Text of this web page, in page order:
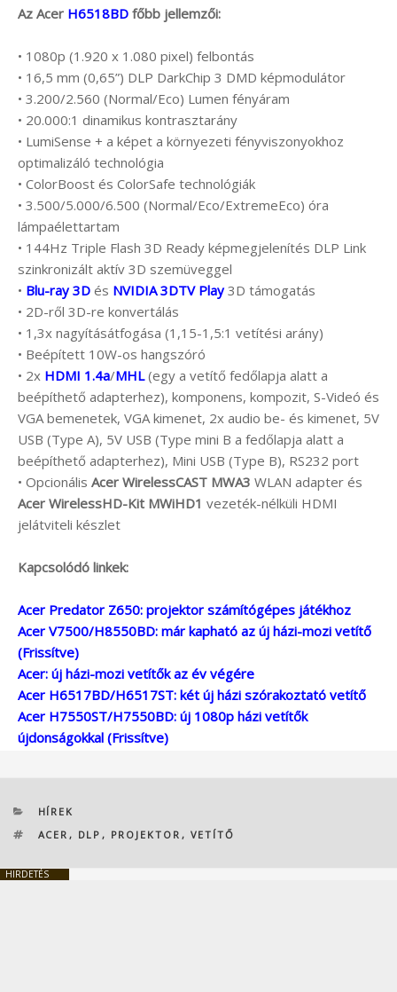
Az Acer H6518BD főbb jellemzői:
• 1080p (1.920 x 1.080 pixel) felbontás
• 16,5 mm (0,65”) DLP DarkChip 3 DMD képmodulátor
• 3.200/2.560 (Normal/Eco) Lumen fényáram
• 20.000:1 dinamikus kontrasztarány
• LumiSense + a képet a környezeti fényviszonyokhoz
optimalizáló technológia
• ColorBoost és ColorSafe technológiák
• 3.500/5.000/6.500 (Normal/Eco/ExtremeEco) óra
lámpaélettartam
• 144Hz Triple Flash 3D Ready képmegjelenítés DLP Link
szinkronizált aktív 3D szemüveggel
• Blu-ray 3D és NVIDIA 3DTV Play3D támogatás
• 2D-ről 3D-re konvertálás
• 1,3x nagyításátfogása (1,15-1,5:1 vetítési arány)
• Beépített 10W-os hangszóró
• 2x HDMI 1.4a/MHL(egy a vetítő fedőlapja alatt a
beépíthető adapterhez), komponens, kompozit, S-Videó és
VGA bemenetek, VGA kimenet, 2x audio be- és kimenet, 5V
USB (Type A), 5V USB (Type mini B a fedőlapja alatt a
beépíthető adapterhez), Mini USB (Type B), RS232 port
• Opcionális Acer WirelessCAST MWA3 WLAN adapter és
Acer WirelessHD-Kit MWiHD1 vezeték-nélküli HDMI
jelátviteli készlet
Kapcsolódó linkek:
Acer Predator Z650: projektor számítógépes játékhoz
Acer V7500/H8550BD: már kapható az új házi-mozi vetítő
(Frissítve)
Acer: új házi-mozi vetítők az év végére
Acer H6517BD/H6517ST: két új házi szórakoztató vetítő
Acer H7550ST/H7550BD: új 1080p házi vetítők
újdonságokkal (Frissítve)
KATEGÓRIÁK
HÍREK
CÍMKÉK
ACER , DLP , PROJEKTOR , VETÍTŐ
HIRDETÉS